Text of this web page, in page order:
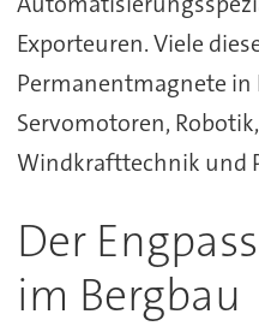
Exporteuren. Viele
Permanentmagnete in
Servomotoren,
Windkrafttechnik und
Der
im Bergbau